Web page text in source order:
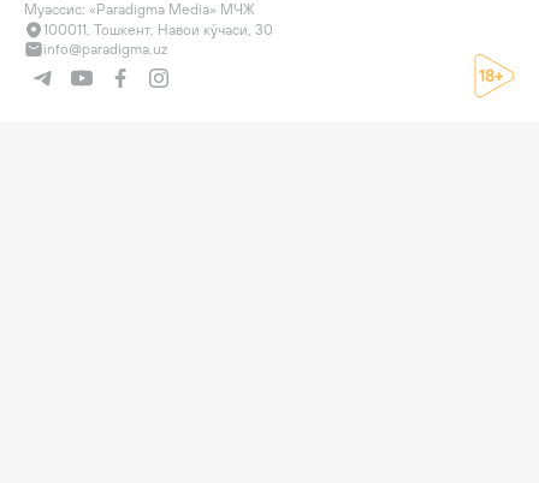
Муассис: «Paradigma Media» МЧЖ
100011, Тошкент, Навои кўчаси, 30
info@paradigma.uz